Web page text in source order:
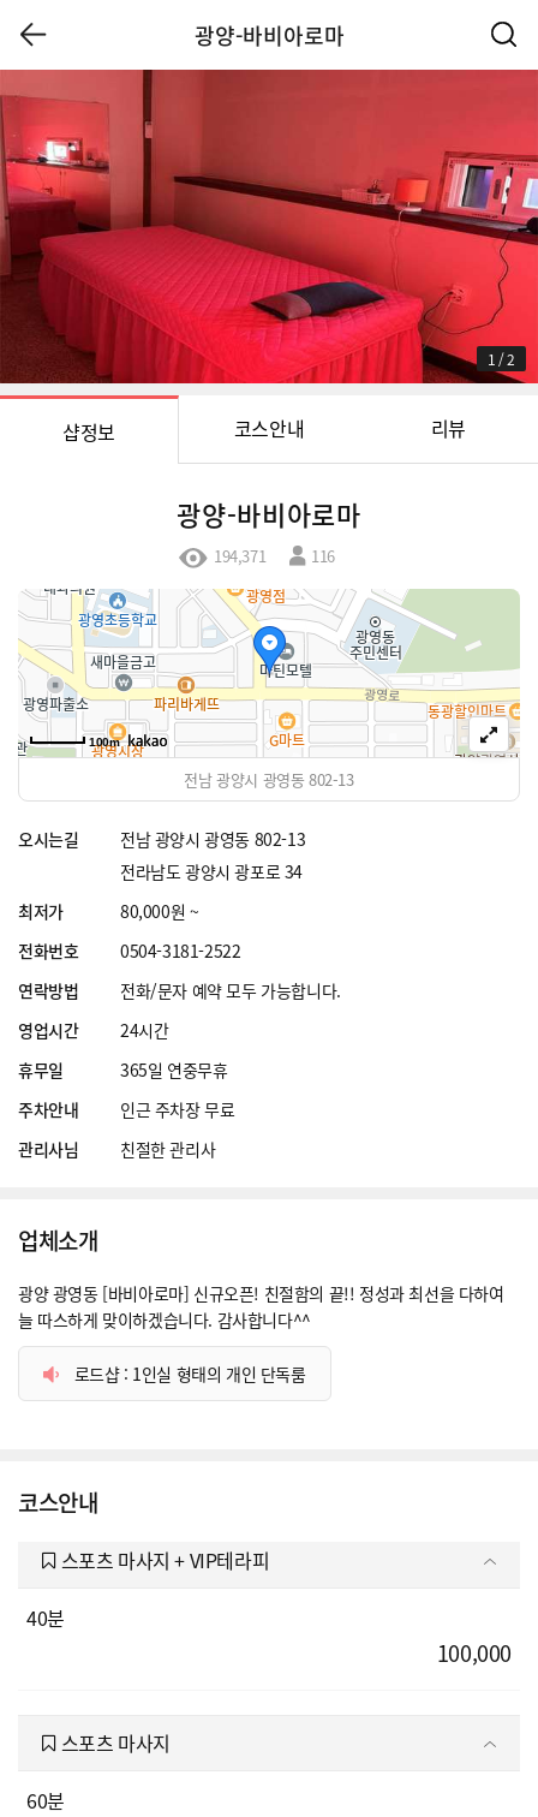
광양-바비아로마
1 /2
샵정보 코스안내 리뷰
광양-바비아로마
194,371 116
100m
전남 광양시 광영동 802-13
오시는길
전남 광양시 광영동 802-13
전라남도 광양시 광포로 34
최저가
80,000원 ~
전화번호
0504-3181-2522
연락방법
전화/문자 예약 모두 가능합니다.
영업시간
24시간
휴무일
365일 연중무휴
주차안내
인근 주차장 무료
관리사님
친절한 관리사
업체소개
광양 광영동 [바비아로마] 신규오픈! 친절함의 끝!! 정성과 최선을 다하여
늘 따스하게 맞이하겠습니다. 감사합니다^^
로드샵 : 1인실 형태의 개인 단독룸
코스안내
스포츠 마사지 + VIP테라피
40분
100,000
스포츠 마사지
60분